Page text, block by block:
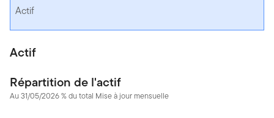
Actif
Actif
Répartition de l'actif
Au 31/05/2026 % du total Mise à jour mensuelle